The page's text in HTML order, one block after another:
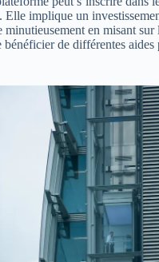
Elle implique un
en misant sur
bénéficier de différentes aides